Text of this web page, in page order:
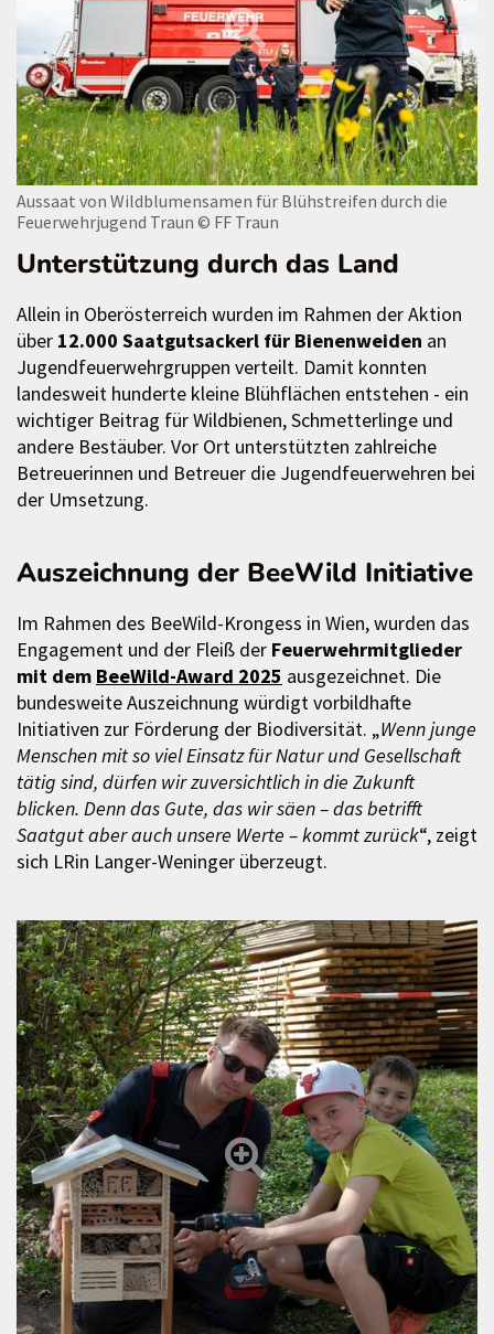
Aussaat von Wildblumensamen für Blühstreifen durch die
Feuerwehrjugend Traun © FF Traun
Unterstützung durch das Land
Allein in Oberösterreich wurden im Rahmen der Aktion
über 12.000 Saatgutsackerl für Bienenweiden an
Jugendfeuerwehrgruppen verteilt. Damit konnten
landesweit hunderte kleine Blühflächen entstehen - ein
wichtiger Beitrag für Wildbienen, Schmetterlinge und
andere Bestäuber. Vor Ort unterstützten zahlreiche
Betreuerinnen und Betreuer die Jugendfeuerwehren bei
der Umsetzung.
Auszeichnung der BeeWild Initiative
Im Rahmen des BeeWild-Krongess in Wien, wurden das
Engagement und der Fleiß der Feuerwehrmitglieder
mit dem BeeWild-Award 2025 ausgezeichnet. Die
bundesweite Auszeichnung würdigt vorbildhafte
Initiativen zur Förderung der Biodiversität. „Wenn junge
Menschen mit so viel Einsatz für Natur und Gesellschaft
tätig sind, dürfen wir zuversichtlich in die Zukunft
blicken. Denn das Gute, das wir säen – das betrifft
Saatgut aber auch unsere Werte – kommt zurück“, zeigt
sich LRin Langer-Weninger überzeugt.